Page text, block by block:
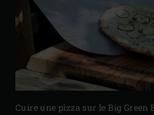
Cuire une pizza sur le Big Green